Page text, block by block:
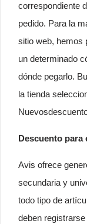
correspondiente
pedido. Para la
sitio web, hemos
un determinado
dónde pegarlo.
la tienda
Descuento para
Avis ofrece
secundaria y
todo tipo de
deben